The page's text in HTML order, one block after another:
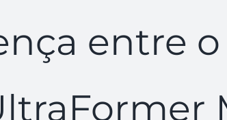
entre